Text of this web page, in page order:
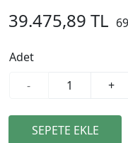
39.475,89 TL
Adet
-
+